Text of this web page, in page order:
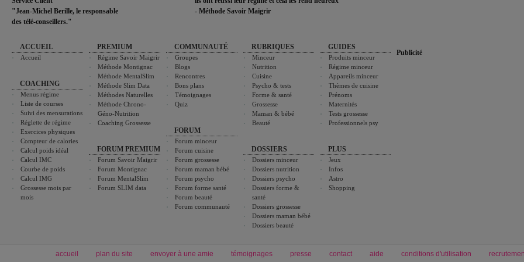
"Jean-Michel Berille, le responsable
des télé-conseillers."
- Méthode Savoir Maigrir
ACCUEIL
Accueil
COACHING
Menus régime
Liste de courses
Suivi des mensurations
Réglette de régime
Exercices physiques
Compteur de calories
Calcul poids idéal
Calcul IMC
Courbe de poids
Calcul IMG
Grossesse mois par
mois
PREMIUM
Régime Savoir Maigrir
Méthode Montignac
Méthode MentalSlim
Méthode Slim Data
Méthodes Naturelles
Méthode Chrono-
Géno-Nutrition
Coaching Grossesse
FORUM PREMIUM
Forum Savoir Maigrir
Forum Montignac
Forum MentalSlim
Forum SLIM data
COMMUNAUTÉ
Groupes
Blogs
Rencontres
Bons plans
Témoignages
Quiz
FORUM
Forum minceur
Forum cuisine
Forum grossesse
Forum maman bébé
Forum psycho
Forum forme santé
Forum beauté
Forum communauté
RUBRIQUES
Minceur
Nutrition
Cuisine
Psycho & tests
Forme & santé
Grossesse
Maman & bébé
Beauté
DOSSIERS
Dossiers minceur
Dossiers nutrition
Dossiers psycho
Dossiers forme &
santé
Dossiers grossesse
Dossiers maman bébé
Dossiers beauté
GUIDES
Produits minceur
Régime minceur
Appareils minceur
Thèmes de cuisine
Prénoms
Maternités
Tests grossesse
Professionnels psy
PLUS
Jeux
Infos
Astro
Shopping
Publicité
accueil plan du site envoyer à une amie témoignages presse contact aide conditions d'utilisation